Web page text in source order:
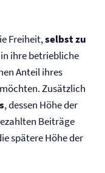
Freiheit,selbst zu
ihre betriebliche
Anteil ihres
Zusätzlich
, dessen Höhe der
Beiträge
spätere Höhe der